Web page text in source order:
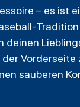
– es ist
sauberen